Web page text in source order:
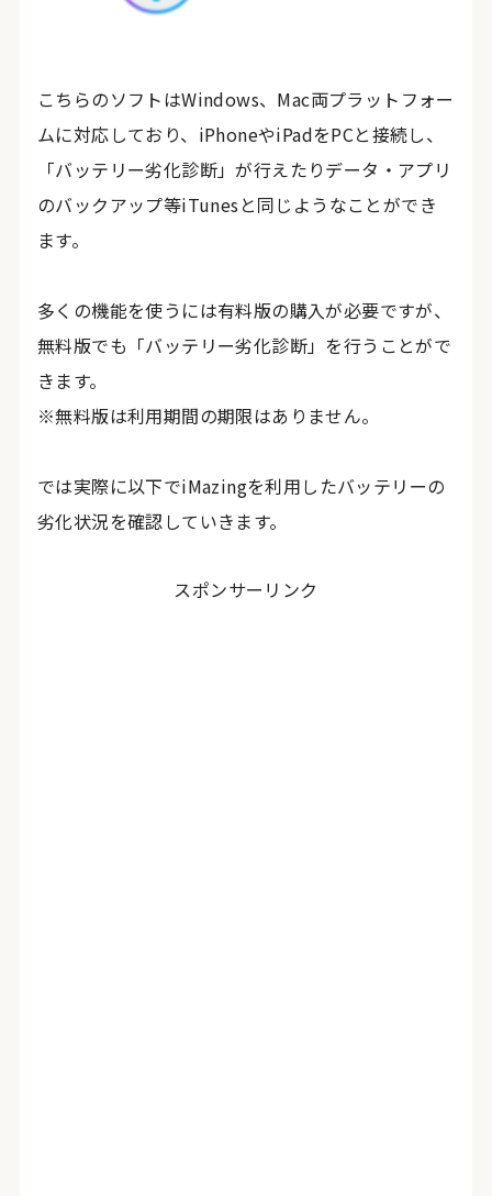
こちらのソフトはWindows、Mac両プラットフォー
ムに対応しており、iPhoneやiPadをPCと接続し、
「バッテリー劣化診断」が行えたりデータ・アプリ
のバックアップ等iTunesと同じようなことができ
ます。
多くの機能を使うには有料版の購入が必要ですが、
無料版でも「バッテリー劣化診断」を行うことがで
きます。
※無料版は利用期間の期限はありません。
では実際に以下でiMazingを利用したバッテリーの
劣化状況を確認していきます。
スポンサーリンク